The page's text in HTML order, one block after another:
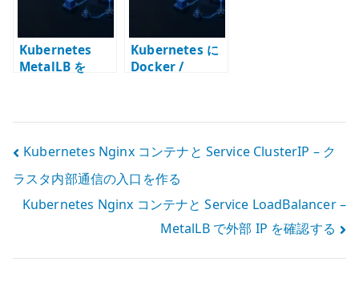
Kubernetes
MetalLB を
Chart を管理す
Kubernetes に
Docker /
ない理由
投
稿
ナ
ビ
Kubernetes Nginx コンテナと Service ClusterIP – ク
ラスタ内部通信の入口を作る
Kubernetes Nginx コンテナと Service LoadBalancer –
MetalLB で外部 IP を確認する